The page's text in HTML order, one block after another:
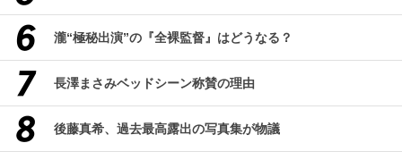
瀧“極秘出演”の『全裸監督』はどうなる？
長澤まさみベッドシーン称賛の理由
後藤真希、過去最高露出の写真集が物議